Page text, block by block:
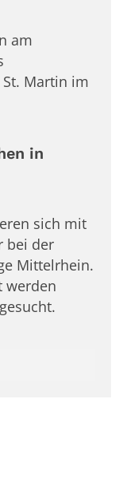
am
Martin im
in
sich mit
bei der
Mittelrhein.
werden